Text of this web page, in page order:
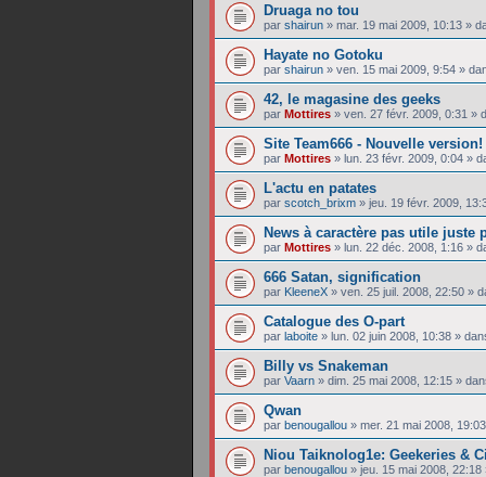
Druaga no tou
par shairun » mar. 19 mai 2009, 10:13 »
Hayate no Gotoku
par shairun » ven. 15 mai 2009, 9:54 »
42, le magasine des geeks
par Mottires » ven. 27 févr. 2009, 0:31 »
Site Team666 - Nouvelle version!
par Mottires » lun. 23 févr. 2009, 0:04 »
L'actu en patates
par scotch_brixm » jeu. 19 févr. 2009,
News à caractère pas utile juste
par Mottires » lun. 22 déc. 2008, 1:16 »
666 Satan, signification
par KleeneX » ven. 25 juil. 2008, 22:50 »
Catalogue des O-part
par laboite » lun. 02 juin 2008, 10:38 »
Billy vs Snakeman
par Vaarn » dim. 25 mai 2008, 12:15 »
Qwan
par benougallou » mer. 21 mai 2008, 19:03
Niou Taiknolog1e: Geekeries &
par benougallou » jeu. 15 mai 2008, 22:18